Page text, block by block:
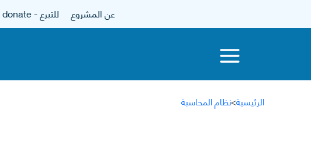
عن المشروع للتبرع - donate
الرئيسية>نظام المحاسبة